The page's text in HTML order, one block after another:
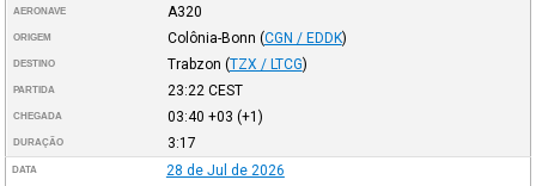
AERONAVE A320
ORIGEM Colônia-Bonn (CGN / EDDK)
DESTINO Trabzon (TZX / LTCG)
PARTIDA 23:22 CEST
CHEGADA 03:40 +03 (+1)
DURAÇÃO 3:17
DATA 28 de Jul de 2026